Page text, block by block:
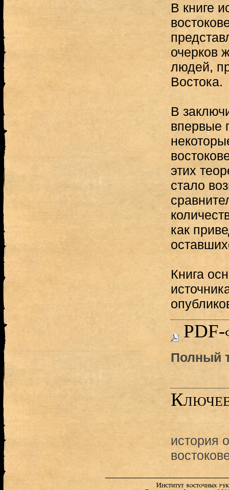
В книге
очерков
людей,
Востока.
В
впервые
этих
стало
как
Книга
PDF-
Полный
история